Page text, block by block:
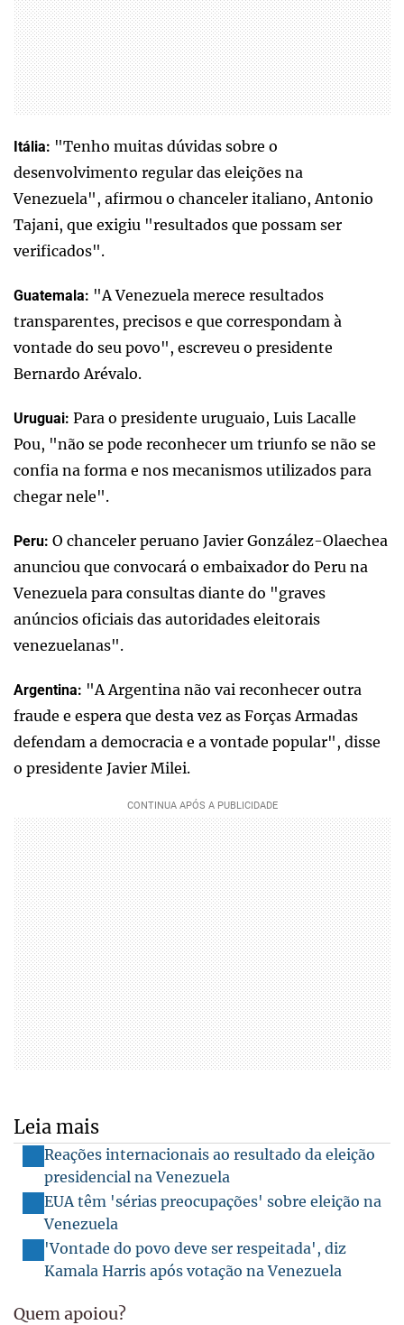
Itália: "Tenho muitas dúvidas sobre o
desenvolvimento regular das eleições na
Venezuela", afirmou o chanceler italiano, Antonio
Tajani, que exigiu "resultados que possam ser
verificados".
Guatemala: "A Venezuela merece resultados
transparentes, precisos e que correspondam à
vontade do seu povo", escreveu o presidente
Bernardo Arévalo.
Uruguai: Para o presidente uruguaio, Luis Lacalle
Pou, "não se pode reconhecer um triunfo se não se
confia na forma e nos mecanismos utilizados para
chegar nele".
Peru: O chanceler peruano Javier González-Olaechea
anunciou que convocará o embaixador do Peru na
Venezuela para consultas diante do "graves
anúncios oficiais das autoridades eleitorais
venezuelanas".
Argentina: "A Argentina não vai reconhecer outra
fraude e espera que desta vez as Forças Armadas
defendam a democracia e a vontade popular", disse
o presidente Javier Milei.
Leia mais
Reações internacionais ao resultado da eleição
presidencial na Venezuela
EUA têm 'sérias preocupações' sobre eleição na
Venezuela
'Vontade do povo deve ser respeitada', diz
Kamala Harris após votação na Venezuela
Quem apoiou?